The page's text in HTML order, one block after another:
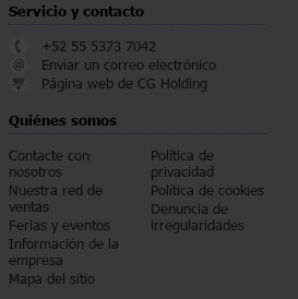
Servicio y contacto
+52 55 5373 7042
Enviar un correo electrónico
Página web de CG Holding
Quiénes somos
Contacte con
nosotros
Nuestra red de
ventas
Ferias y eventos
Información de la
empresa
Mapa del sitio
Política de
privacidad
Política de cookies
Denuncia de
irregularidades